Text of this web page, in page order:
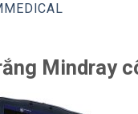
Mindray